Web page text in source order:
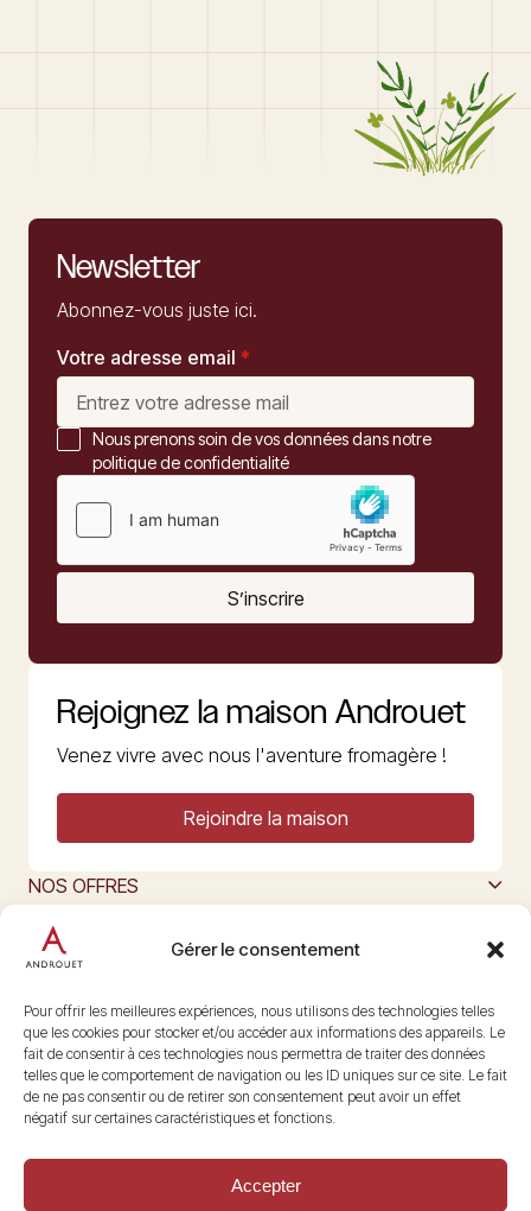
Gérer le consentement
Pour offrir les meilleures expériences, nous utilisons des technologies telles
que les cookies pour stocker et/ou accéder aux informations des appareils. Le
fait de consentir à ces technologies nous permettra de traiter des données
telles que le comportement de navigation ou les ID uniques sur ce site. Le fait
de ne pas consentir ou de retirer son consentement peut avoir un effet
négatif sur certaines caractéristiques et fonctions.
Accepter
Newsletter
Abonnez-vous juste ici.
Votre adresse email *
Nous prenons soin de vos données dans notre
politique de confidentialité
S’inscrire
Rejoignez la maison Androuet
Venez vivre avec nous l'aventure fromagère !
Rejoindre la maison
NOS OFFRES
L’ART DU FROMAGE
Nous suivre
@maisonandrouet
Copyright © 2026 Androuet
Site parMake the Grade